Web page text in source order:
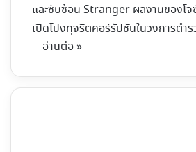
และซับซ้อน Stranger ผลงานของโจ
เปิดโปงทุจริตคอร์รัปชันในวงการตำ
อ่านต่อ »